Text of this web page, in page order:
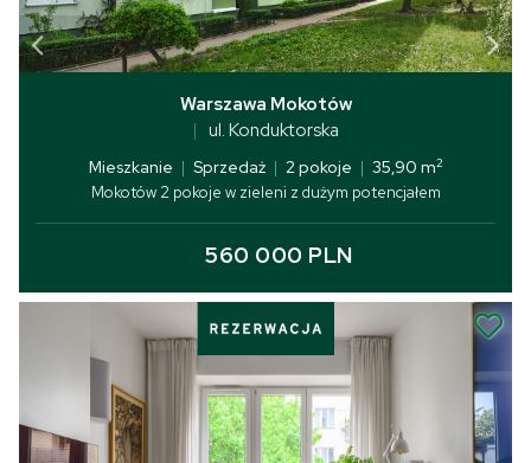
Warszawa Mokotów
ul. Konduktorska
Mieszkanie | Sprzedaż | 2 pokoje | 35,90 m2
Mokotów 2 pokoje w zieleni z dużym potencjałem
560 000 PLN